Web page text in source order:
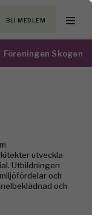
BLI MEDLEM
Virkesmarknad
Föreningen Skogen
utveckla
Utbildningen
och
och